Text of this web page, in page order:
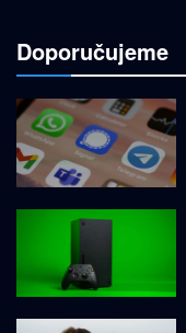
Doporučujeme